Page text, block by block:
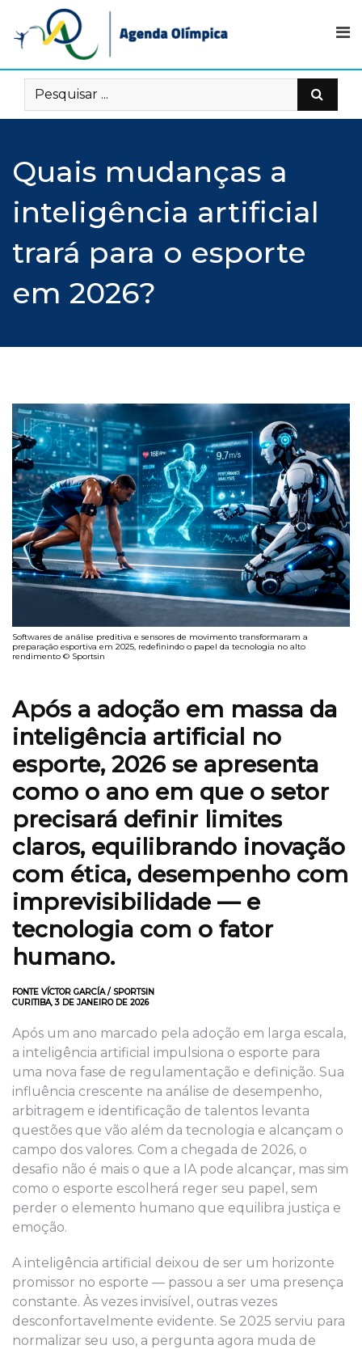
content
Quais mudanças a
inteligência artificial
trará para o esporte
em 2026?
Softwares de análise preditiva e sensores de movimento transformaram a
preparação esportiva em 2025, redefinindo o papel da tecnologia no alto
rendimento © Sportsin
Após a adoção em massa da
inteligência artificial no
esporte, 2026 se apresenta
como o ano em que o setor
precisará definir limites
claros, equilibrando inovação
com ética, desempenho com
imprevisibilidade — e
tecnologia com o fator
humano.
FONTE VÍCTOR GARCÍA / SPORTSIN
CURITIBA, 3 DE JANEIRO DE 2026
Após um ano marcado pela adoção em larga escala,
a inteligência artificial impulsiona o esporte para
uma nova fase de regulamentação e definição. Sua
influência crescente na análise de desempenho,
arbitragem e identificação de talentos levanta
questões que vão além da tecnologia e alcançam o
campo dos valores. Com a chegada de 2026, o
desafio não é mais o que a IA pode alcançar, mas sim
como o esporte escolherá reger seu papel, sem
perder o elemento humano que equilibra justiça e
emoção.
A inteligência artificial deixou de ser um horizonte
promissor no esporte — passou a ser uma presença
constante. Às vezes invisível, outras vezes
desconfortavelmente evidente. Se 2025 serviu para
normalizar seu uso, a pergunta agora muda de